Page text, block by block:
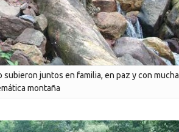
juntos en familia, en paz y con mucha
montaña